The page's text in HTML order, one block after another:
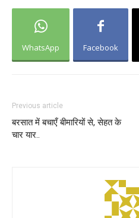
WhatsApp Facebook
Previous article
बरसात में बचाएँ बीमारियों से, सेहत के
चार यार..